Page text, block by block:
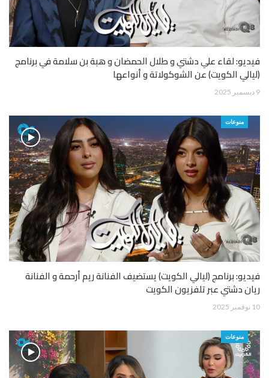
فيديو: لقاء علي دشتي و طلال الحمضان و هبة بن سلامة في برنامج
(ليالي الكويت) عن الشوكولاتة و أنواعها
9 ديسمبر 2025
منوعات
فيديو: برنامج (ليالي الكويت) يستضيف الفنانة ريم أرحمة و الفنانة
ريان دشتي عبر تلفزيون الكويت
10 نوفمبر 2025
منوعات